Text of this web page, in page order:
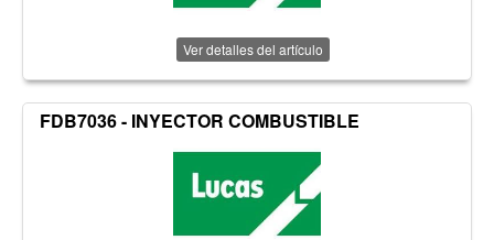
Ver detalles del artículo
FDB7036 - INYECTOR COMBUSTIBLE